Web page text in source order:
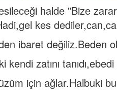
halde "Bize
kes
ibaret değiliz.Beden
kendi zatını
için ağlar.Halbuki